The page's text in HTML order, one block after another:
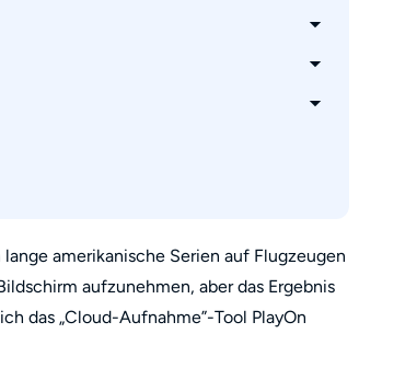
Home?amerikanische Serien auf Flugzeugen
aufzunehmen, aber das Ergebnis
das „Cloud-Aufnahme”-Tool PlayOn